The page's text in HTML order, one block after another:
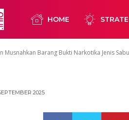
HOME
Musnahkan Barang Bukti Narkotika Jenis
5,94
2025